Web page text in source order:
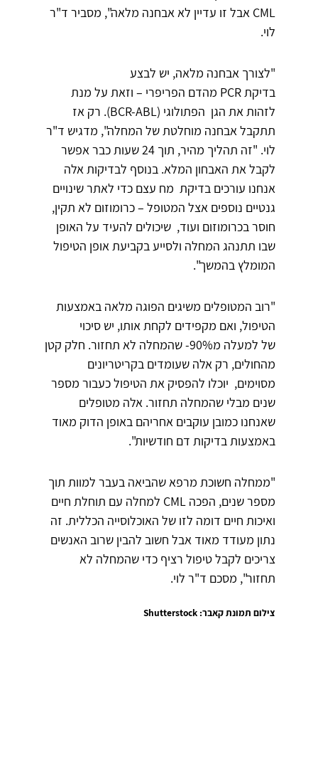
CML אבל זו עדיין לא אבחנה מלאה", מסביר ד"ר
לוי.
"לצורך אבחנה מלאה, יש לבצע
בדיקת PCR מהדם הפריפרי – וזאת על מנת
לזהות את הגן הפתולוגי (BCR-ABL). רק אז
תתקבל אבחנה מוחלטת של המחלה", מדגיש ד"ר
לוי. "זה תהליך מהיר, תוך 24 שעות כבר אפשר
לקבל את האבחון המלא. בנוסף לבדיקות אלה
אנחנו עורכים בדיקת מח עצם כדי לאתר שינויים
גנטיים נוספים אצל המטופל – כרומוזום לא תקין,
חוסר בכרומוזום ועוד, שיכולים להעיד על האופן
שבו תתנהג המחלה ולסייע בקביעת אופן הטיפול
המומלץ בהמשך".
"רוב המטופלים משיגים הפוגה מלאה באמצעות
הטיפול, ואם מקפידים לקחת אותו, יש סיכוי
של למעלה מ90%- שהמחלה לא תחזור. חלק קטן
מהחולים, רק אלה שעומדים בקריטריונים
מסוימים, יוכלו להפסיק את הטיפול כעבור מספר
שנים מבלי שהמחלה תחזור. אלה מטופלים
שאנחנו כמובן עוקבים אחריהם באופן הדוק מאוד
באמצעות בדיקות דם חודשיות".
"ממחלה חשוכת מרפא שהביאה בעבר למוות תוך
מספר שנים, הפכה CML למחלה עם תוחלת חיים
ואיכות חיים דומה לזו של האוכלוסייה הכללית. זה
נתון מעודד מאוד אבל חשוב להבין שרוב האנשים
צריכים לקבל טיפול רציף כדי שהמחלה לא
תחזור", מסכם ד"ר לוי.
צילום תמונת קאבר: Shutterstock